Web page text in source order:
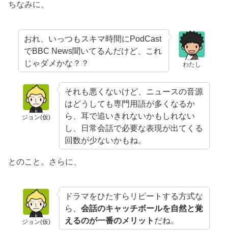
ちなみに、
わたし
おれ、いっつもスキマ時間にPodCast
でBBC News聞いてるんだけど、これ
じゃダメかな？？
ジョン(仮)
それも悪くないけど、ニュースの音源
はどうしても専門用語が多くなるか
ら、耳で追いきれないかもしれない
し、日常会話で必要な表現が出てくる
回数が少ないかもね。
とのこと。さらに、
ジョン(仮)
ドラマをひたすらリピートする方式な
ら、会話のキャッチボールを自然と覚
えるのが一番のメリット だね。